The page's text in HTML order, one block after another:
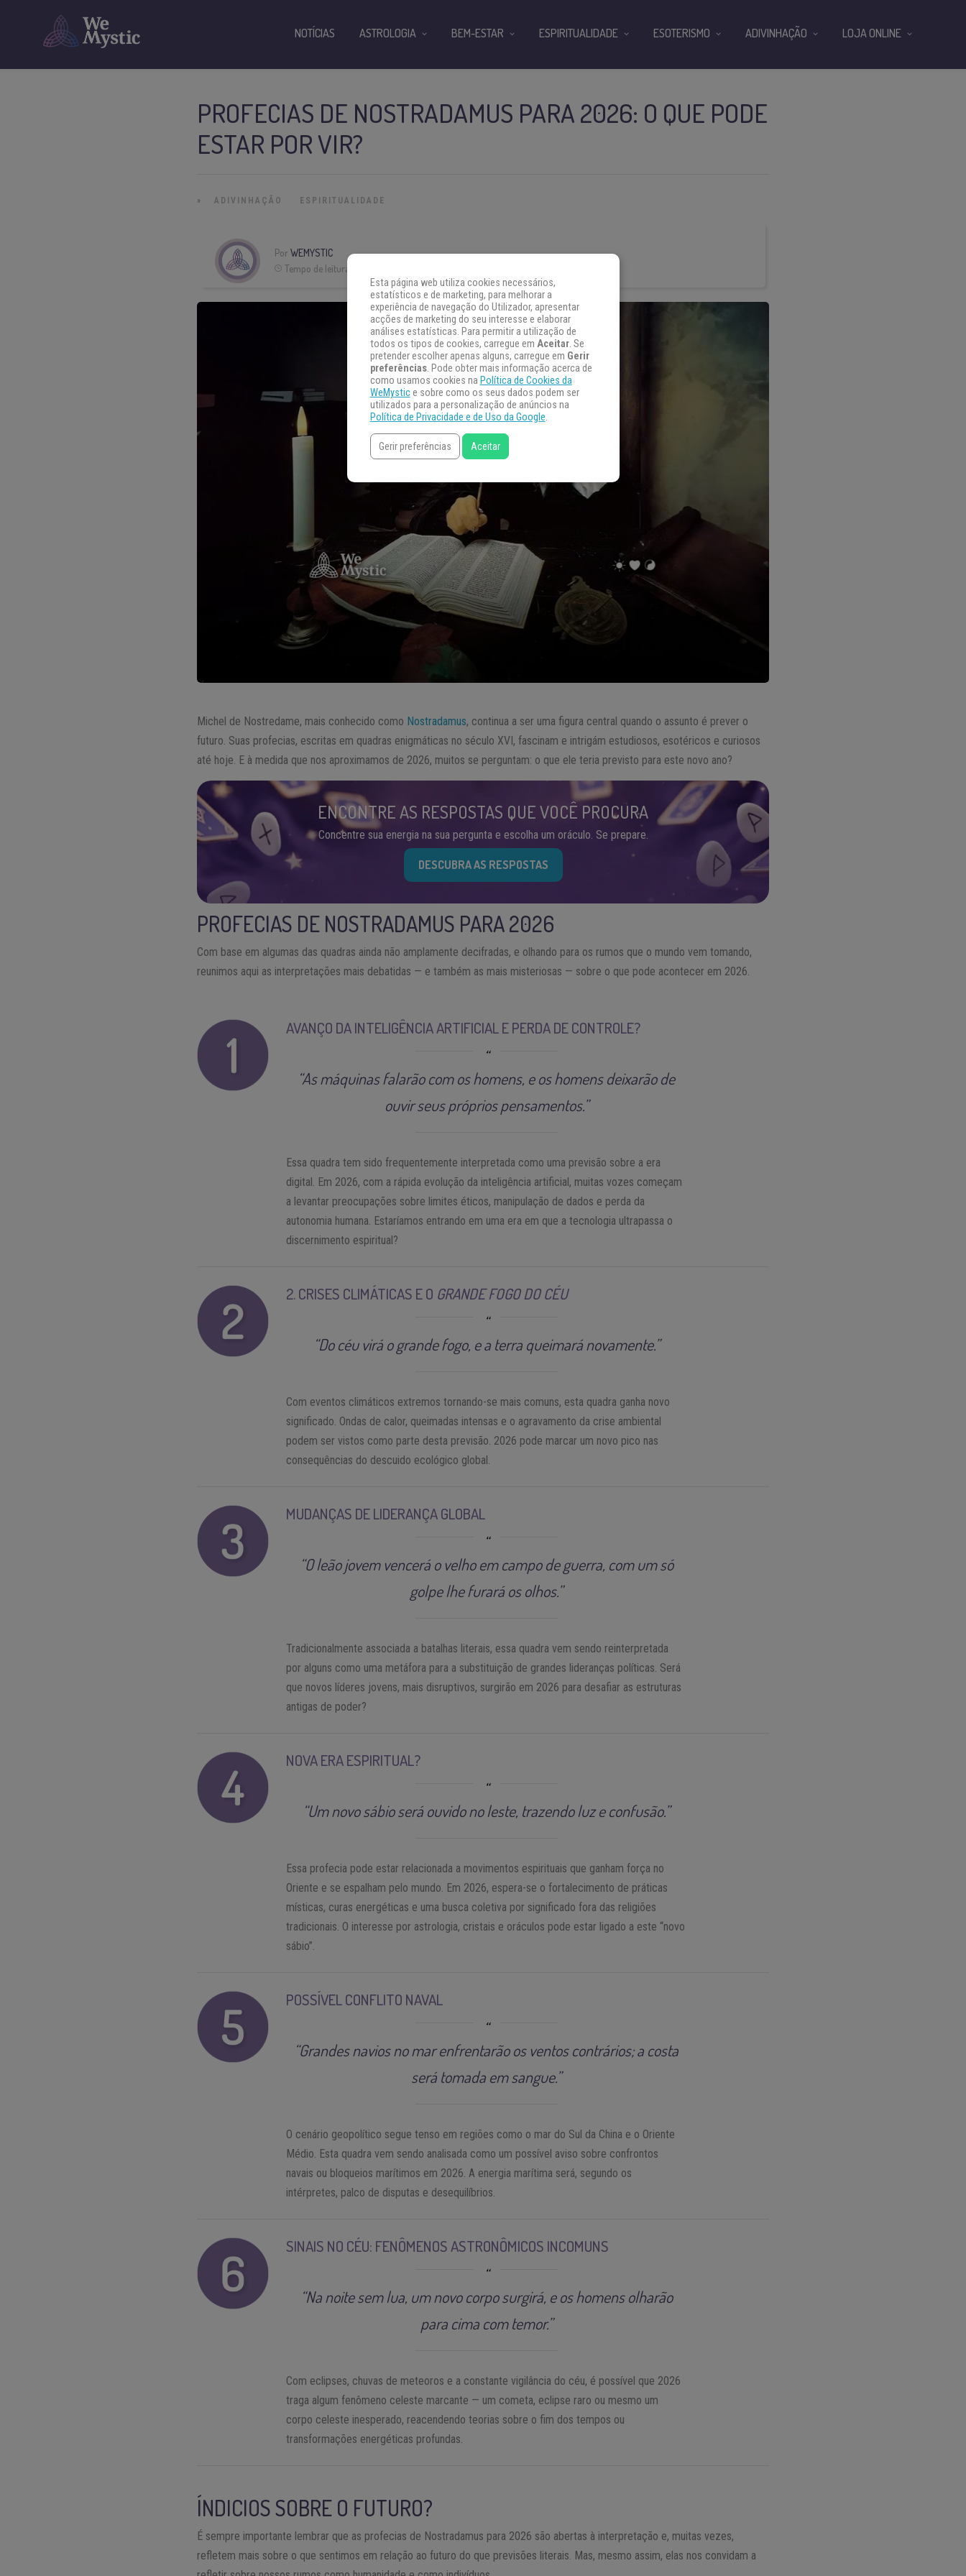
PROFECIAS DE NOSTRADAMUS PARA 2026: O QUE PODE
ESTAR POR VIR?
» ADIVINHAÇÃO ESPIRITUALIDADE
PorWEMYSTIC
Tempo de leitura:
Michel de Nostredame, mais conhecido como Nostradamus, continua a ser uma figura central quando o assunto é prever o
futuro. Suas profecias, escritas em quadras enigmáticas no século XVI, fascinam e intrigám estudiosos, esotéricos e curiosos
até hoje. E à medida que nos aproximamos de 2026, muitos se perguntam: o que ele teria previsto para este novo ano?
ENCONTRE AS RESPOSTAS QUE VOCÊ PROCURA
Concentre sua energia na sua pergunta e escolha um oráculo. Se prepare.
DESCUBRA AS RESPOSTAS
PROFECIAS DE NOSTRADAMUS PARA 2026
Com base em algumas das quadras ainda não amplamente decifradas, e olhando para os rumos que o mundo vem tomando,
reunimos aqui as interpretações mais debatidas — e também as mais misteriosas — sobre o que pode acontecer em 2026.
AVANÇO DA INTELIGÊNCIA ARTIFICIAL E PERDA DE CONTROLE?
“As máquinas falarão com os homens, e os homens deixarão de
ouvir seus próprios pensamentos.”
Essa quadra tem sido frequentemente interpretada como uma previsão sobre a era
digital. Em 2026, com a rápida evolução da inteligência artificial, muitas vozes começam
a levantar preocupações sobre limites éticos, manipulação de dados e perda da
autonomia humana. Estaríamos entrando em uma era em que a tecnologia ultrapassa o
discernimento espiritual?
2. CRISES CLIMÁTICAS E O GRANDE FOGO DO CÉU
“Do céu virá o grande fogo, e a terra queimará novamente.”
Com eventos climáticos extremos tornando-se mais comuns, esta quadra ganha novo
significado. Ondas de calor, queimadas intensas e o agravamento da crise ambiental
podem ser vistos como parte desta previsão. 2026 pode marcar um novo pico nas
consequências do descuido ecológico global.
MUDANÇAS DE LIDERANÇA GLOBAL
“O leão jovem vencerá o velho em campo de guerra, com um só
golpe lhe furará os olhos.”
Tradicionalmente associada a batalhas literais, essa quadra vem sendo reinterpretada
por alguns como uma metáfora para a substituição de grandes lideranças políticas. Será
que novos líderes jovens, mais disruptivos, surgirão em 2026 para desafiar as estruturas
antigas de poder?
NOVA ERA ESPIRITUAL?
“Um novo sábio será ouvido no leste, trazendo luz e confusão.”
Essa profecia pode estar relacionada a movimentos espirituais que ganham força no
Oriente e se espalham pelo mundo. Em 2026, espera-se o fortalecimento de práticas
místicas, curas energéticas e uma busca coletiva por significado fora das religiões
tradicionais. O interesse por astrologia, cristais e oráculos pode estar ligado a este “novo
sábio”.
POSSÍVEL CONFLITO NAVAL
“Grandes navios no mar enfrentarão os ventos contrários; a costa
será tomada em sangue.”
O cenário geopolítico segue tenso em regiões como o mar do Sul da China e o Oriente
Médio. Esta quadra vem sendo analisada como um possível aviso sobre confrontos
navais ou bloqueios marítimos em 2026. A energia marítima será, segundo os
intérpretes, palco de disputas e desequilíbrios.
SINAIS NO CÉU: FENÔMENOS ASTRONÔMICOS INCOMUNS
“Na noite sem lua, um novo corpo surgirá, e os homens olharão
para cima com temor.”
Com eclipses, chuvas de meteoros e a constante vigilância do céu, é possível que 2026
traga algum fenômeno celeste marcante — um cometa, eclipse raro ou mesmo um
corpo celeste inesperado, reacendendo teorias sobre o fim dos tempos ou
transformações energéticas profundas.
ÍNDICIOS SOBRE O FUTURO?
É sempre importante lembrar que as profecias de Nostradamus para 2026 são abertas à interpretação e, muitas vezes,
refletem mais sobre o que sentimos em relação ao futuro do que previsões literais. Mas, mesmo assim, elas nos convidam a
NOTÍCIAS ASTROLOGIA BEM-ESTAR ESPIRITUALIDADE ESOTERISMO ADIVINHAÇÃO LOJA ONLINE
Esta página web utiliza cookies necessários,
estatísticos e de marketing, para melhorar a
experiência de navegação do Utilizador, apresentar
acções de marketing do seu interesse e elaborar
análises estatísticas. Para permitir a utilização de
todos os tipos de cookies, carregue em Aceitar. Se
pretender escolher apenas alguns, carregue em Gerir
preferências. Pode obter mais informação acerca de
como usamos cookies na Política de Cookies da
WeMystice sobre como os seus dados podem ser
utilizados para a personalização de anúncios na
Política de Privacidade e de Uso da Google.
Gerir preferências Aceitar